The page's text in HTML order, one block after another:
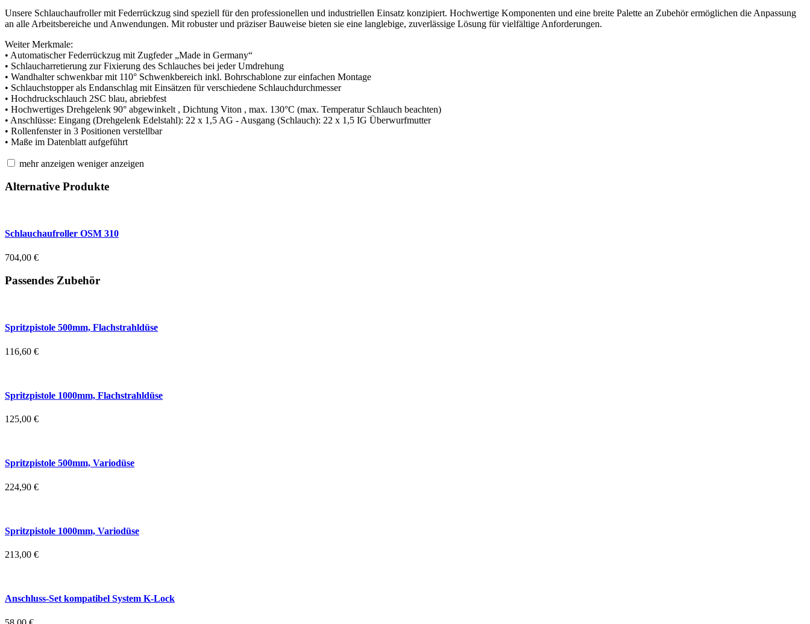
Unsere Schlauchaufroller mit Federrückzug sind speziell für den professionellen und industriellen Einsatz konzipiert. Hochwertige Komponenten und eine breite Palette an Zubehör ermöglichen die Anpassung
an alle Arbeitsbereiche und Anwendungen. Mit robuster und präziser Bauweise bieten sie eine langlebige, zuverlässige Lösung für vielfältige Anforderungen.
Weiter Merkmale:
• Automatischer Federrückzug mit Zugfeder „Made in Germany“
• Schlaucharretierung zur Fixierung des Schlauches bei jeder Umdrehung
• Wandhalter schwenkbar mit 110° Schwenkbereich inkl. Bohrschablone zur einfachen Montage
• Schlauchstopper als Endanschlag mit Einsätzen für verschiedene Schlauchdurchmesser
• Hochdruckschlauch 2SC blau, abriebfest
• Hochwertiges Drehgelenk 90° abgewinkelt , Dichtung Viton , max. 130°C (max. Temperatur Schlauch beachten)
• Anschlüsse: Eingang (Drehgelenk Edelstahl): 22 x 1,5 AG - Ausgang (Schlauch): 22 x 1,5 IG Überwurfmutter
• Rollenfenster in 3 Positionen verstellbar
• Maße im Datenblatt aufgeführt
mehr anzeigen weniger anzeigen
Alternative Produkte
Schlauchaufroller OSM 310
704,00 €
Passendes Zubehör
Spritzpistole 500mm, Flachstrahldüse
116,60 €
Spritzpistole 1000mm, Flachstrahldüse
125,00 €
Spritzpistole 500mm, Variodüse
224,90 €
Spritzpistole 1000mm, Variodüse
213,00 €
Anschluss-Set kompatibel System K-Lock